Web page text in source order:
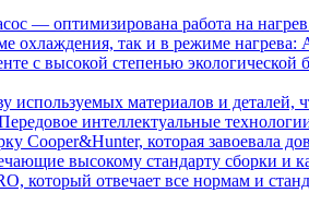
— оптимизирована работа на
охлаждения, так и в режиме
с высокой степенью экологической
материалов и деталей,
интеллектуальные
которая завоевала
высокому стандарту сборки и
который отвечает все нормам и